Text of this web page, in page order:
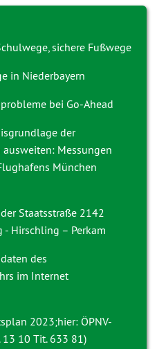
sichere Fußwege
in Niederbayern
bei Go-Ahead
der
Messungen
München
Staatsstraße 2142
Hirschling – Perkam
des
im Internet
2023;hier: ÖPNV-
10 Tit. 633 81)